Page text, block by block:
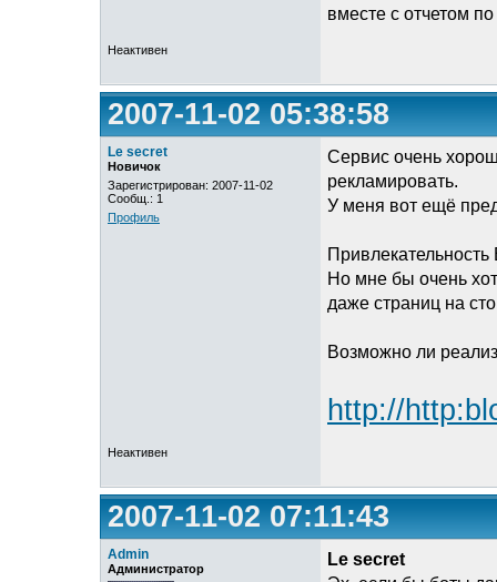
вместе с отчетом по
Неактивен
2007-11-02 05:38:58
Le secret
Новичок
Зарегистрирован: 2007-11-02
Сообщ.: 1
Профиль
Сервис очень
рекламировать.
У меня вот ещё
Но мне бы очень
даже страниц на
Возможно ли
http://
Неактивен
2007-11-02 07:11:43
Admin
Администратор
Le secret